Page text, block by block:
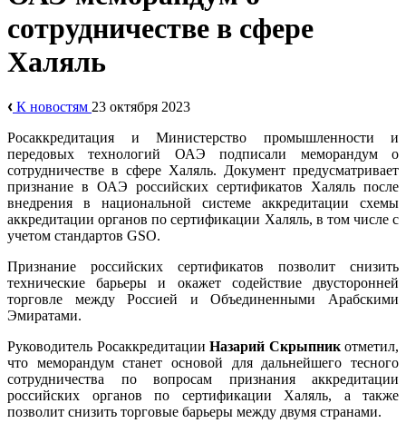
сотрудничестве в сфере
Халяль
К новостям 23 октября 2023
Росаккредитация и Министерство промышленности и
передовых технологий ОАЭ подписали меморандум о
сотрудничестве в сфере Халяль. Документ предусматривает
признание в ОАЭ российских сертификатов Халяль после
внедрения в национальной системе аккредитации схемы
аккредитации органов по сертификации Халяль, в том числе с
учетом стандартов GSO.
Признание российских сертификатов позволит снизить
технические барьеры и окажет содействие двусторонней
торговле между Россией и Объединенными Арабскими
Эмиратами.
Руководитель Росаккредитации Назарий Скрыпникотметил,
что меморандум станет основой для дальнейшего тесного
сотрудничества по вопросам признания аккредитации
российских органов по сертификации Халяль, а также
позволит снизить торговые барьеры между двумя странами.